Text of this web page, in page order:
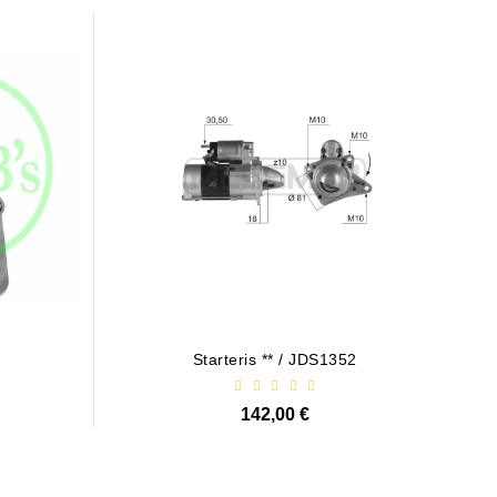
Starteris ** / JDS1352
142,00 €